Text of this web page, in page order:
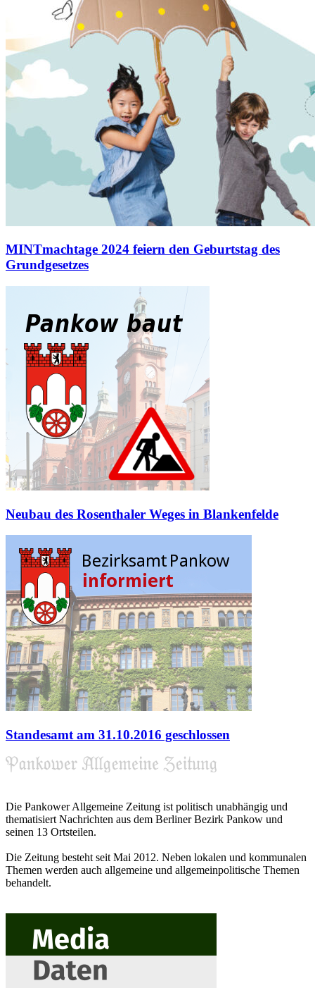
MINTmachtage 2024 feiern den Geburtstag des
Grundgesetzes
Neubau des Rosenthaler Weges in Blankenfelde
Standesamt am 31.10.2016 geschlossen
Die Pankower Allgemeine Zeitung ist politisch unabhängig und
thematisiert Nachrichten aus dem Berliner Bezirk Pankow und
seinen 13 Ortsteilen.
Die Zeitung besteht seit Mai 2012. Neben lokalen und kommunalen
Themen werden auch allgemeine und allgemeinpolitische Themen
behandelt.